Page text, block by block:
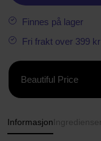
Finnes på lager
Fri frakt over 399 kr
Beautiful Price
Informasjon Ingredienser